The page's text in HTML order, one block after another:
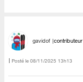
gavidof contributeur
Posté le ‎08/11/2025 13h13